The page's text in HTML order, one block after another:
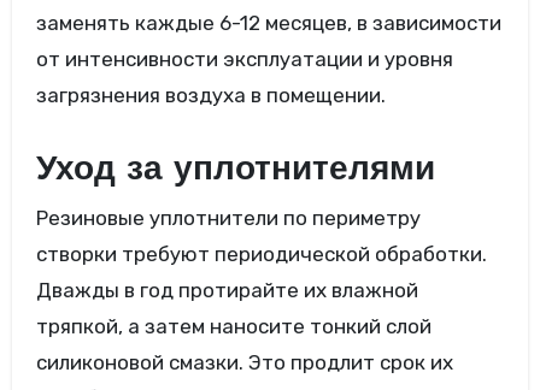
заменять каждые 6-12 месяцев, в зависимости
от интенсивности эксплуатации и уровня
загрязнения воздуха в помещении.
Уход за уплотнителями
Резиновые уплотнители по периметру
створки требуют периодической обработки.
Дважды в год протирайте их влажной
тряпкой, а затем наносите тонкий слой
силиконовой смазки. Это продлит срок их